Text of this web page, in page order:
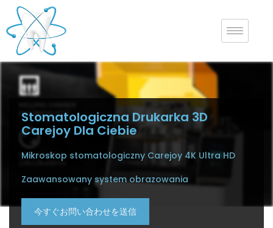
Stomatologiczna Drukarka 3D
Carejoy Dla Ciebie
Mikroskop stomatologiczny Carejoy 4K Ultra HD
Zaawansowany system obrazowania
今すぐお問い合わせを送信